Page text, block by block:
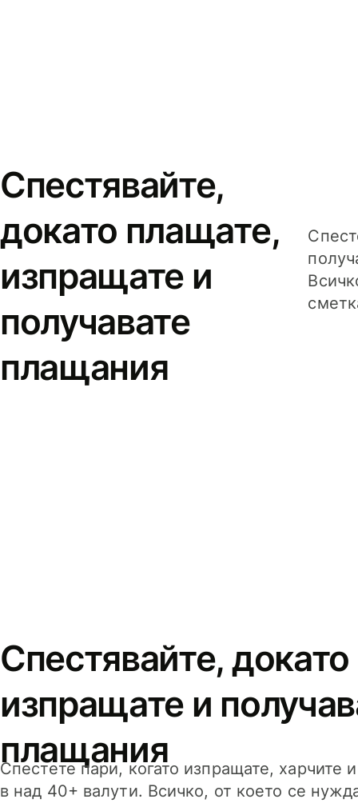
Спестявайте,
докато плащате,
изпращате и
получавате
плащания
Спестявайте,
изпращате и
плащания
Спестете пари, когато изпращате, харчите
в над 40+ валути. Всичко, от което се